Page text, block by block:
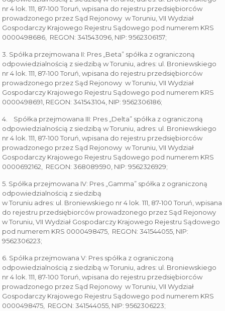
nr 4 lok. 111, 87-100 Toruń, wpisana do rejestru przedsiębiorców
prowadzonego przez Sąd Rejonowy w Toruniu, VII Wydział
Gospodarczy Krajowego Rejestru Sądowego pod numerem KRS
0000498686, REGON: 341543096, NIP: 9562306157;
3. Spółka przejmowana II: Pres „Beta” spółka z ograniczoną
odpowiedzialnością z siedzibą w Toruniu, adres: ul. Broniewskiego
nr 4 lok. 111, 87-100 Toruń, wpisana do rejestru przedsiębiorców
prowadzonego przez Sąd Rejonowy w Toruniu, VII Wydział
Gospodarczy Krajowego Rejestru Sądowego pod numerem KRS
0000498691, REGON: 341543104, NIP: 9562306186;
4. Spółka przejmowana III: Pres „Delta” spółka z ograniczoną
odpowiedzialnością z siedzibą w Toruniu, adres: ul. Broniewskiego
nr 4 lok. 111, 87-100 Toruń, wpisana do rejestru przedsiębiorców
prowadzonego przez Sąd Rejonowy w Toruniu, VII Wydział
Gospodarczy Krajowego Rejestru Sądowego pod numerem KRS
0000692162, REGON: 368089590, NIP: 9562326929;
5. Spółka przejmowana IV: Pres „Gamma” spółka z ograniczoną
odpowiedzialnością z siedzibą
w Toruniu adres: ul. Broniewskiego nr 4 lok. 111, 87-100 Toruń, wpisana
do rejestru przedsiębiorców prowadzonego przez Sąd Rejonowy
w Toruniu, VII Wydział Gospodarczy Krajowego Rejestru Sądowego
pod numerem KRS 0000498475, REGON: 341544055, NIP:
9562306223;
6. Spółka przejmowana V: Pres spółka z ograniczoną
odpowiedzialnością z siedzibą w Toruniu, adres: ul. Broniewskiego
nr 4 lok. 111, 87-100 Toruń, wpisana do rejestru przedsiębiorców
prowadzonego przez Sąd Rejonowy w Toruniu, VII Wydział
Gospodarczy Krajowego Rejestru Sądowego pod numerem KRS
0000498475, REGON: 341544055, NIP: 9562306223;